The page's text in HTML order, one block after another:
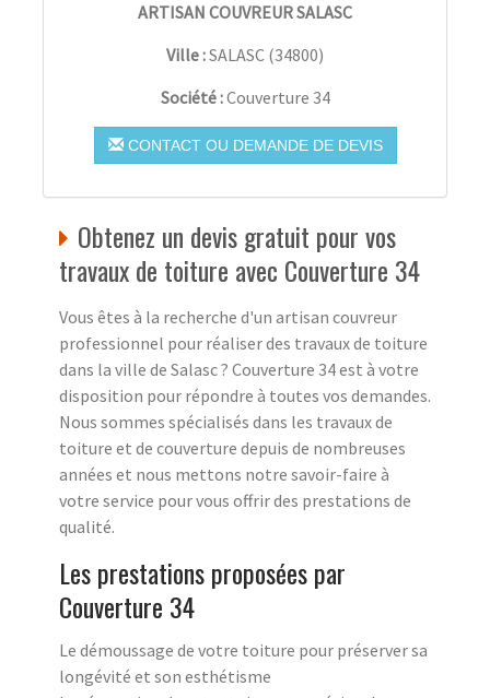
ARTISAN COUVREUR SALASC
Ville :SALASC (34800)
Société :Couverture 34
CONTACT OU DEMANDE DE DEVIS
Obtenez un devis gratuit pour vos
travaux de toiture avec Couverture 34
Vous êtes à la recherche d'un artisan couvreur
professionnel pour réaliser des travaux de toiture
dans la ville de Salasc ? Couverture 34 est à votre
disposition pour répondre à toutes vos demandes.
Nous sommes spécialisés dans les travaux de
toiture et de couverture depuis de nombreuses
années et nous mettons notre savoir-faire à
votre service pour vous offrir des prestations de
qualité.
Les prestations proposées par
Couverture 34
Le démoussage de votre toiture pour préserver sa
longévité et son esthétisme